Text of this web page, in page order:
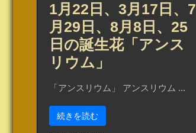
1月22日、3月17日、7
月29日、8月8日、25
日の誕生花「アンス
リウム」
「アンスリウム」 アンスリウム ...
続きを読む